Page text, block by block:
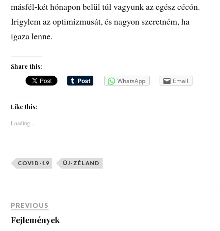
másfél-két hónapon belül túl vagyunk az egész cécón.
Irigylem az optimizmusát, és nagyon szeretném, ha
igaza lenne.
Share this:
WhatsApp Email
Like this:
Loading...
COVID-19 ÚJ-ZÉLAND
PREVIOUS
Fejlemények